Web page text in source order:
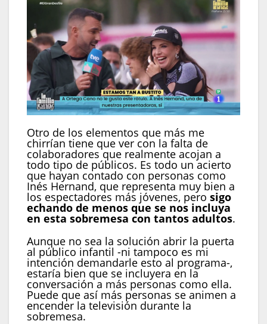
Otro de los elementos que más me
chirrían tiene que ver con la falta de
colaboradores que realmente acojan a
todo tipo de públicos. Es todo un acierto
que hayan contado con personas como
Inés Hernand, que representa muy bien a
los espectadores más jóvenes, pero sigo
echando de menos que se nos incluya
en esta sobremesa con tantos adultos.
Aunque no sea la solución abrir la puerta
al público infantil -ni tampoco es mi
intención demandarle esto al programa-,
estaría bien que se incluyera en la
conversación a más personas como ella.
Puede que así más personas se animen a
encender la televisión durante la
sobremesa.